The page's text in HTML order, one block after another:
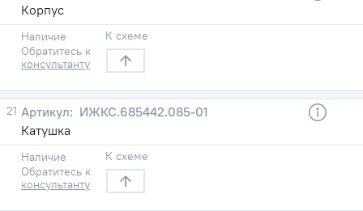
Корпус
Наличие
Обратитесь к
консультанту
К схеме
21
ИЖКС.685442.085-01
Катушка
Наличие
Обратитесь к
консультанту
К схеме